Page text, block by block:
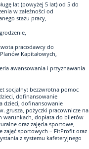
lat (powyżej 5 lat) od 5 do
w zależności od
stażu pracy,
pracodawcy do
Kapitałowych,
awansowania i przyznawania
socjalny: bezzwrotna pomoc
dofinansowanie
dzieci, dofinansowanie
grusza, pożyczki pracownicze na
warunkach, dopłata do biletów
oraz zajęcia sportowe,
zajęć sportowych – FitProfit oraz
z systemu kafeteryjnego